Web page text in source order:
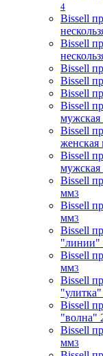
4
Bissell
Bissell
Bissell
Bissell
Bissell
Bissell
мужская
Bissell
женская
Bissell
мужская
Bissell
мм3
Bissell
мм3
Bissell
"линии"
Bissell
мм3
Bissell
Bissell
"волна"
Bissell
мм3